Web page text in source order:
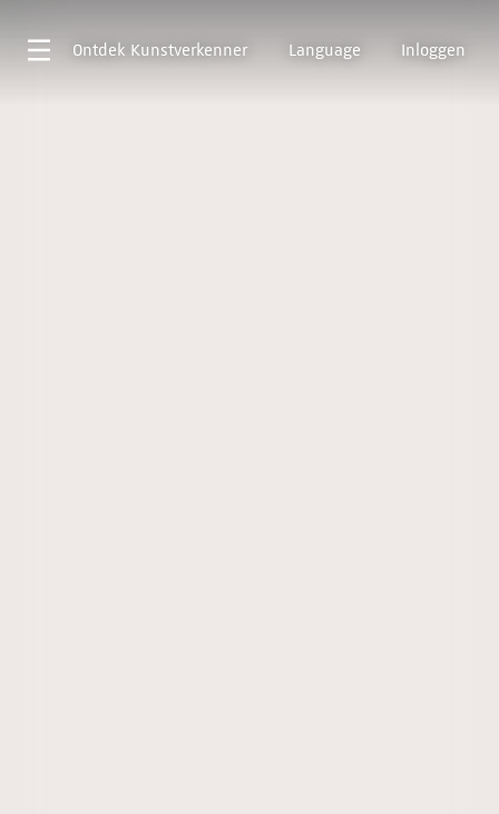
Ontdek Kunstverkenner Language Inloggen